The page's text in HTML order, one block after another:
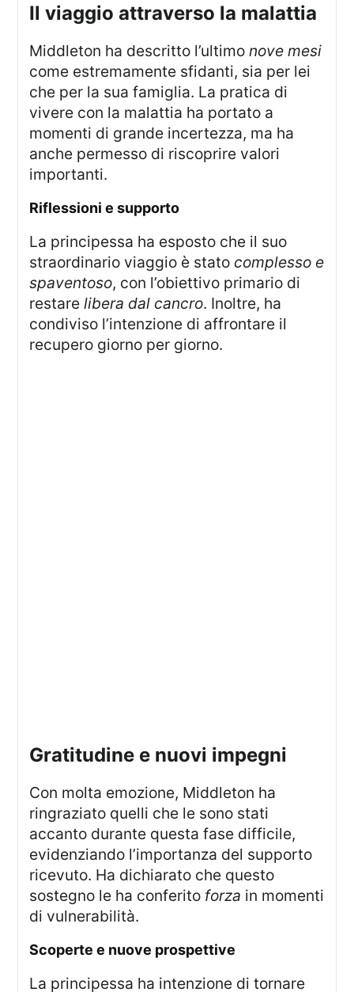
Il viaggio attraverso la malattia
Middleton ha descritto l’ultimonove mesi
come estremamente sfidanti, sia per lei
che per la sua famiglia. La pratica di
vivere con la malattia ha portato a
momenti di grande incertezza, ma ha
anche permesso di riscoprire valori
importanti.
Riflessioni e supporto
La principessa ha esposto che il suo
straordinario viaggio è stato complesso e
spaventoso, con l’obiettivo primario di
restarelibera dal cancro. Inoltre, ha
condiviso l’intenzione di affrontare il
recupero giorno per giorno.
Gratitudine e nuovi impegni
Con molta emozione, Middleton ha
ringraziato quelli che le sono stati
accanto durante questa fase difficile,
evidenziando l’importanza del supporto
ricevuto. Ha dichiarato che questo
sostegno le ha conferito forza in momenti
di vulnerabilità.
Scoperte e nuove prospettive
La principessa ha intenzione di tornare